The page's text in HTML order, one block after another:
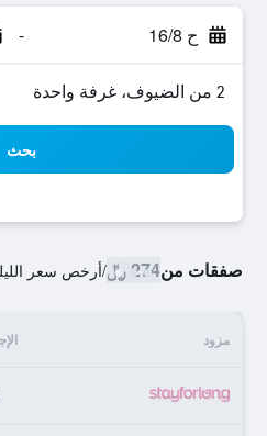
ح 16/8 -
2 من الضيوف، غرفة واحدة
بحث
صفقات من274 ﷼ /أرخص سعر
مزود